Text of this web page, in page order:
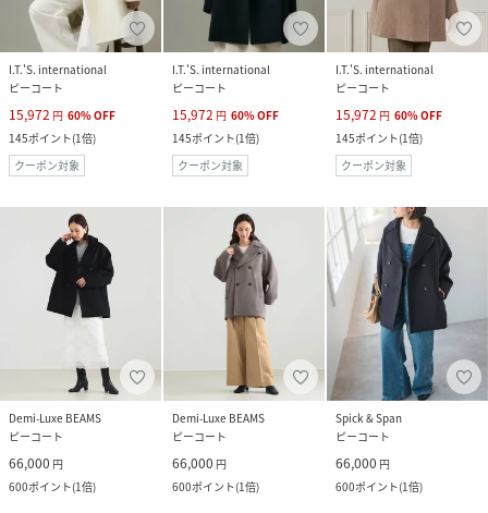
I.T.'S. international
ピーコート
15,972 円 60%OFF
145ポイント(1倍)
クーポン対象
I.T.'S. international
ピーコート
15,972 円 60%OFF
145ポイント(1倍)
クーポン対象
I.T.'S. international
ピーコート
15,972 円 60%OFF
145ポイント(1倍)
クーポン対象
Demi-Luxe BEAMS
ピーコート
66,000 円
600ポイント(1倍)
Demi-Luxe BEAMS
ピーコート
66,000 円
600ポイント(1倍)
Spick & Span
ピーコート
66,000 円
600ポイント(1倍)